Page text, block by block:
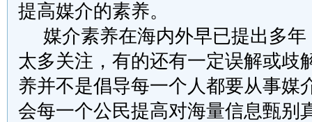
提高媒介的素养。
媒介素养在海内外早已提出多
太多关注，有的还有一定误解或歧
养并不是倡导每一个人都要从事媒
会每一个公民提高对海量信息甄别